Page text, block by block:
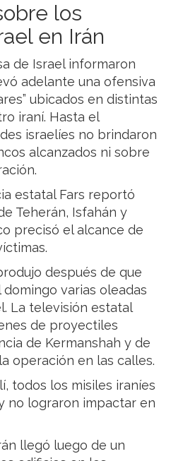
los
en Irán
de Israel informaron
adelante una ofensiva
ubicados en distintas
iraní. Hasta el
israelíes no brindaron
alcanzados ni sobre
estatal Fars reportó
Teherán, Isfahán y
precisó el alcance de
después de que
varias oleadas
La televisión estatal
de proyectiles
de Kermanshah y de
operación en las calles.
todos los misiles iraníes
no lograron impactar en
llegó luego de un